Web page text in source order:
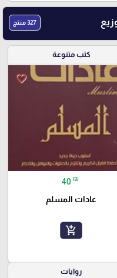
327 منتج
كتب متنوعة
favorite_border
40 ₪
عادات المسلم
add_shopping_cart
روايات